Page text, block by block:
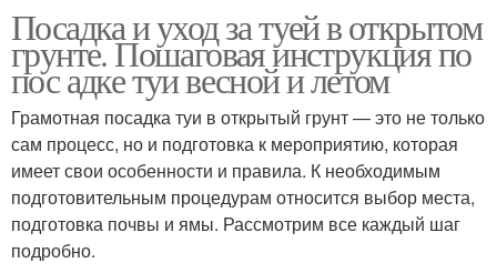
Посадка и уход за туей в открытом
грунте. Пошаговая инструкция по
пос адке туи весной и летом
Грамотная посадка туи в открытый грунт — это не только
сам процесс, но и подготовка к мероприятию, которая
имеет свои особенности и правила. К необходимым
подготовительным процедурам относится выбор места,
подготовка почвы и ямы. Рассмотрим все каждый шаг
подробно.